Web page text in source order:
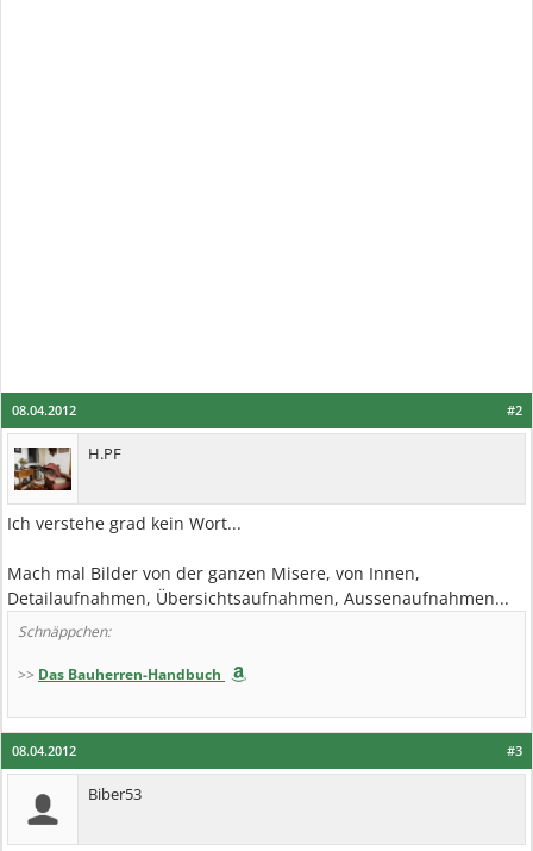
#2
08.04.2012
H.PF
Ich verstehe grad kein Wort...
Mach mal Bilder von der ganzen Misere, von Innen,
Detailaufnahmen, Übersichtsaufnahmen, Aussenaufnahmen...
Schnäppchen:
>> Das Bauherren-Handbuch
#3
08.04.2012
Biber53